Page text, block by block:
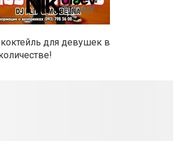
для девушек в